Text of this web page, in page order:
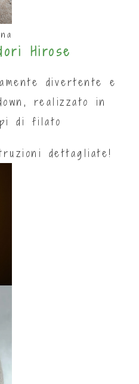
Hirose
divertente e
realizzato in
di filato
dettagliate!